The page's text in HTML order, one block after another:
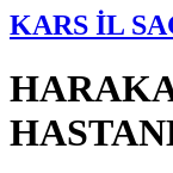
KARS İL